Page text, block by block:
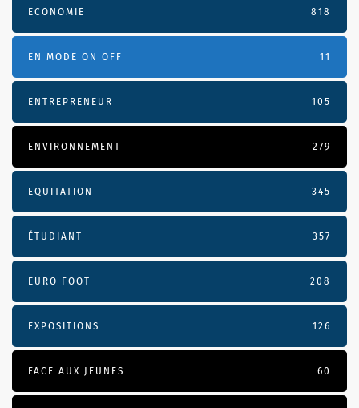
ECONOMIE 818
EN MODE ON OFF 11
ENTREPRENEUR 105
ENVIRONNEMENT 279
EQUITATION 345
ÉTUDIANT 357
EURO FOOT 208
EXPOSITIONS 126
FACE AUX JEUNES 60